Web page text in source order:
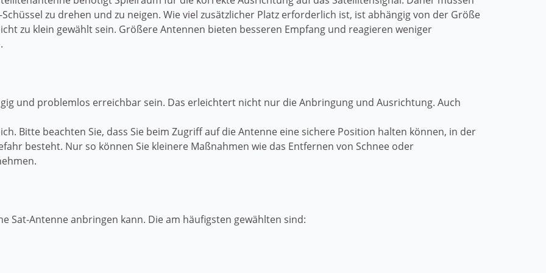
zu drehen und zu neigen. Wie viel zusätzlicher Platz erforderlich ist, ist abhängig von der Größe
zu klein gewählt sein. Größere Antennen bieten besseren Empfang und reagieren weniger
und problemlos erreichbar sein. Das erleichtert nicht nur die Anbringung und Ausrichtung. Auch
Bitte beachten Sie, dass Sie beim Zugriff auf die Antenne eine sichere Position halten können, in der
besteht. Nur so können Sie kleinere Maßnahmen wie das Entfernen von Schnee oder
Sat-Antenne anbringen kann. Die am häufigsten gewählten sind: